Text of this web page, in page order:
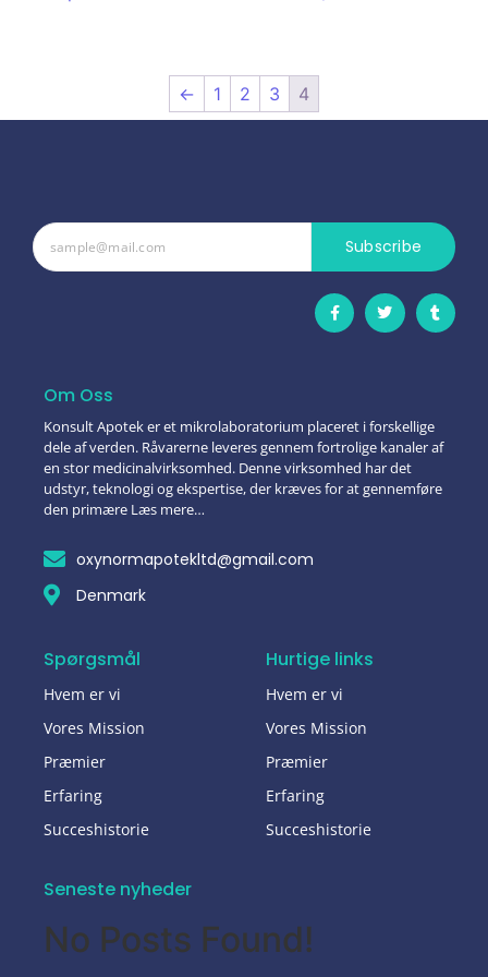
← 1 2 3 4
Subscribe
Om Oss
Konsult Apotek er et mikrolaboratorium placeret i forskellige
dele af verden. Råvarerne leveres gennem fortrolige kanaler af
en stor medicinalvirksomhed. Denne virksomhed har det
udstyr, teknologi og ekspertise, der kræves for at gennemføre
den primære Læs mere…
oxynormapotekltd@gmail.com
Denmark
Spørgsmål
Hvem er vi
Vores Mission
Præmier
Erfaring
Succeshistorie
Hurtige links
Hvem er vi
Vores Mission
Præmier
Erfaring
Succeshistorie
Seneste nyheder
No Posts Found!